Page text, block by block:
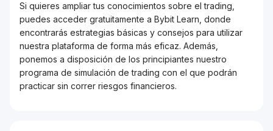
Si quieres ampliar tus conocimientos sobre el trading,
puedes acceder gratuitamente a Bybit Learn, donde
encontrarás estrategias básicas y consejos para utilizar
nuestra plataforma de forma más eficaz. Además,
ponemos a disposición de los principiantes nuestro
programa de simulación de trading con el que podrán
practicar sin correr riesgos financieros.